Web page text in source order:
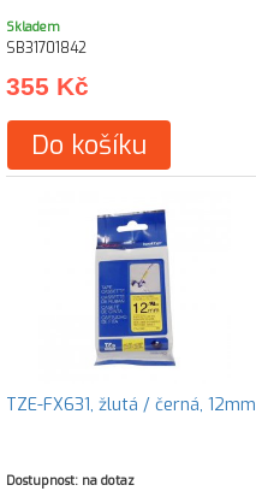
Skladem
SB31701842
355 Kč
Do košíku
TZE-FX631, žlutá / černá, 12mm
Dostupnost: na dotaz